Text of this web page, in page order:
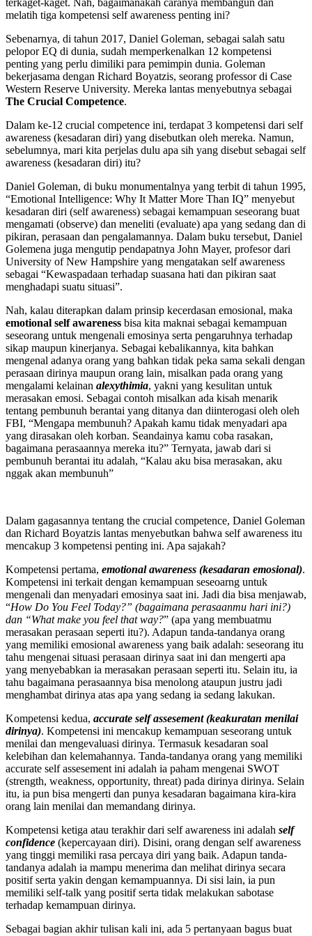
terkaget-kaget. Nah, bagaimanakah caranya membangun dan
melatih tiga kompetensi self awareness penting ini?
Sebenarnya, di tahun 2017, Daniel Goleman, sebagai salah satu
pelopor EQ di dunia, sudah memperkenalkan 12 kompetensi
penting yang perlu dimiliki para pemimpin dunia. Goleman
bekerjasama dengan Richard Boyatzis, seorang professor di Case
Western Reserve University. Mereka lantas menyebutnya sebagai
The Crucial Competence.
Dalam ke-12 crucial competence ini, terdapat 3 kompetensi dari self
awareness (kesadaran diri) yang disebutkan oleh mereka. Namun,
sebelumnya, mari kita perjelas dulu apa sih yang disebut sebagai self
awareness (kesadaran diri) itu?
Daniel Goleman, di buku monumentalnya yang terbit di tahun 1995,
“Emotional Intelligence: Why It Matter More Than IQ” menyebut
kesadaran diri (self awareness) sebagai kemampuan seseorang buat
mengamati (observe) dan meneliti (evaluate) apa yang sedang dan di
pikiran, perasaan dan pengalamannya. Dalam buku tersebut, Daniel
Golemena juga mengutip pendapatnya John Mayer, profesor dari
University of New Hampshire yang mengatakan self awareness
sebagai “Kewaspadaan terhadap suasana hati dan pikiran saat
menghadapi suatu situasi”.
Nah, kalau diterapkan dalam prinsip kecerdasan emosional, maka
emotional self awareness bisa kita maknai sebagai kemampuan
seseorang untuk mengenali emosinya serta pengaruhnya terhadap
sikap maupun kinerjanya. Sebagai kebalikannya, kita bahkan
mengenal adanya orang yang bahkan tidak peka sama sekali dengan
perasaan dirinya maupun orang lain, misalkan pada orang yang
mengalami kelainan alexythimia, yakni yang kesulitan untuk
merasakan emosi. Sebagai contoh misalkan ada kisah menarik
tentang pembunuh berantai yang ditanya dan diinterogasi oleh oleh
FBI, “Mengapa membunuh? Apakah kamu tidak menyadari apa
yang dirasakan oleh korban. Seandainya kamu coba rasakan,
bagaimana perasaannya mereka itu?” Ternyata, jawab dari si
pembunuh berantai itu adalah, “Kalau aku bisa merasakan, aku
nggak akan membunuh”
Dalam gagasannya tentang the crucial competence, Daniel Goleman
dan Richard Boyatzis lantas menyebutkan bahwa self awareness itu
mencakup 3 kompetensi penting ini. Apa sajakah?
Kompetensi pertama, emotional awareness (kesadaran emosional).
Kompetensi ini terkait dengan kemampuan seseoarng untuk
mengenali dan menyadari emosinya saat ini. Jadi dia bisa menjawab,
“How Do You Feel Today?” (bagaimana perasaanmu hari ini?)
dan “What make you feel that way?” (apa yang membuatmu
merasakan perasaan seperti itu?). Adapun tanda-tandanya orang
yang memiliki emosional awareness yang baik adalah: seseorang itu
tahu mengenai situasi perasaan dirinya saat ini dan mengerti apa
yang menyebabkan ia merasakan perasaan seperti itu. Selain itu, ia
tahu bagaimana perasaannya bisa menolong ataupun justru jadi
menghambat dirinya atas apa yang sedang ia sedang lakukan.
Kompetensi kedua, accurate self assesement (keakuratan menilai
dirinya). Kompetensi ini mencakup kemampuan seseorang untuk
menilai dan mengevaluasi dirinya. Termasuk kesadaran soal
kelebihan dan kelemahannya. Tanda-tandanya orang yang memiliki
accurate self assesement ini adalah ia paham mengenai SWOT
(strength, weakness, opportunity, threat) pada dirinya dirinya. Selain
itu, ia pun bisa mengerti dan punya kesadaran bagaimana kira-kira
orang lain menilai dan memandang dirinya.
Kompetensi ketiga atau terakhir dari self awareness ini adalah self
confidence (kepercayaan diri). Disini, orang dengan self awareness
yang tinggi memiliki rasa percaya diri yang baik. Adapun tanda-
tandanya adalah ia mampu menerima dan melihat dirinya secara
positif serta yakin dengan kemampuannya. Di sisi lain, ia pun
memiliki self-talk yang positif serta tidak melakukan sabotase
terhadap kemampuan dirinya.
Sebagai bagian akhir tulisan kali ini, ada 5 pertanyaan bagus buat